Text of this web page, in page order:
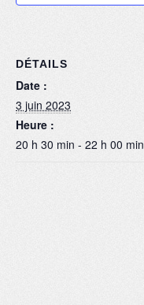
DÉTAILS
Date :
3 juin 2023
Heure :
20 h 30 min - 22 h 00 min